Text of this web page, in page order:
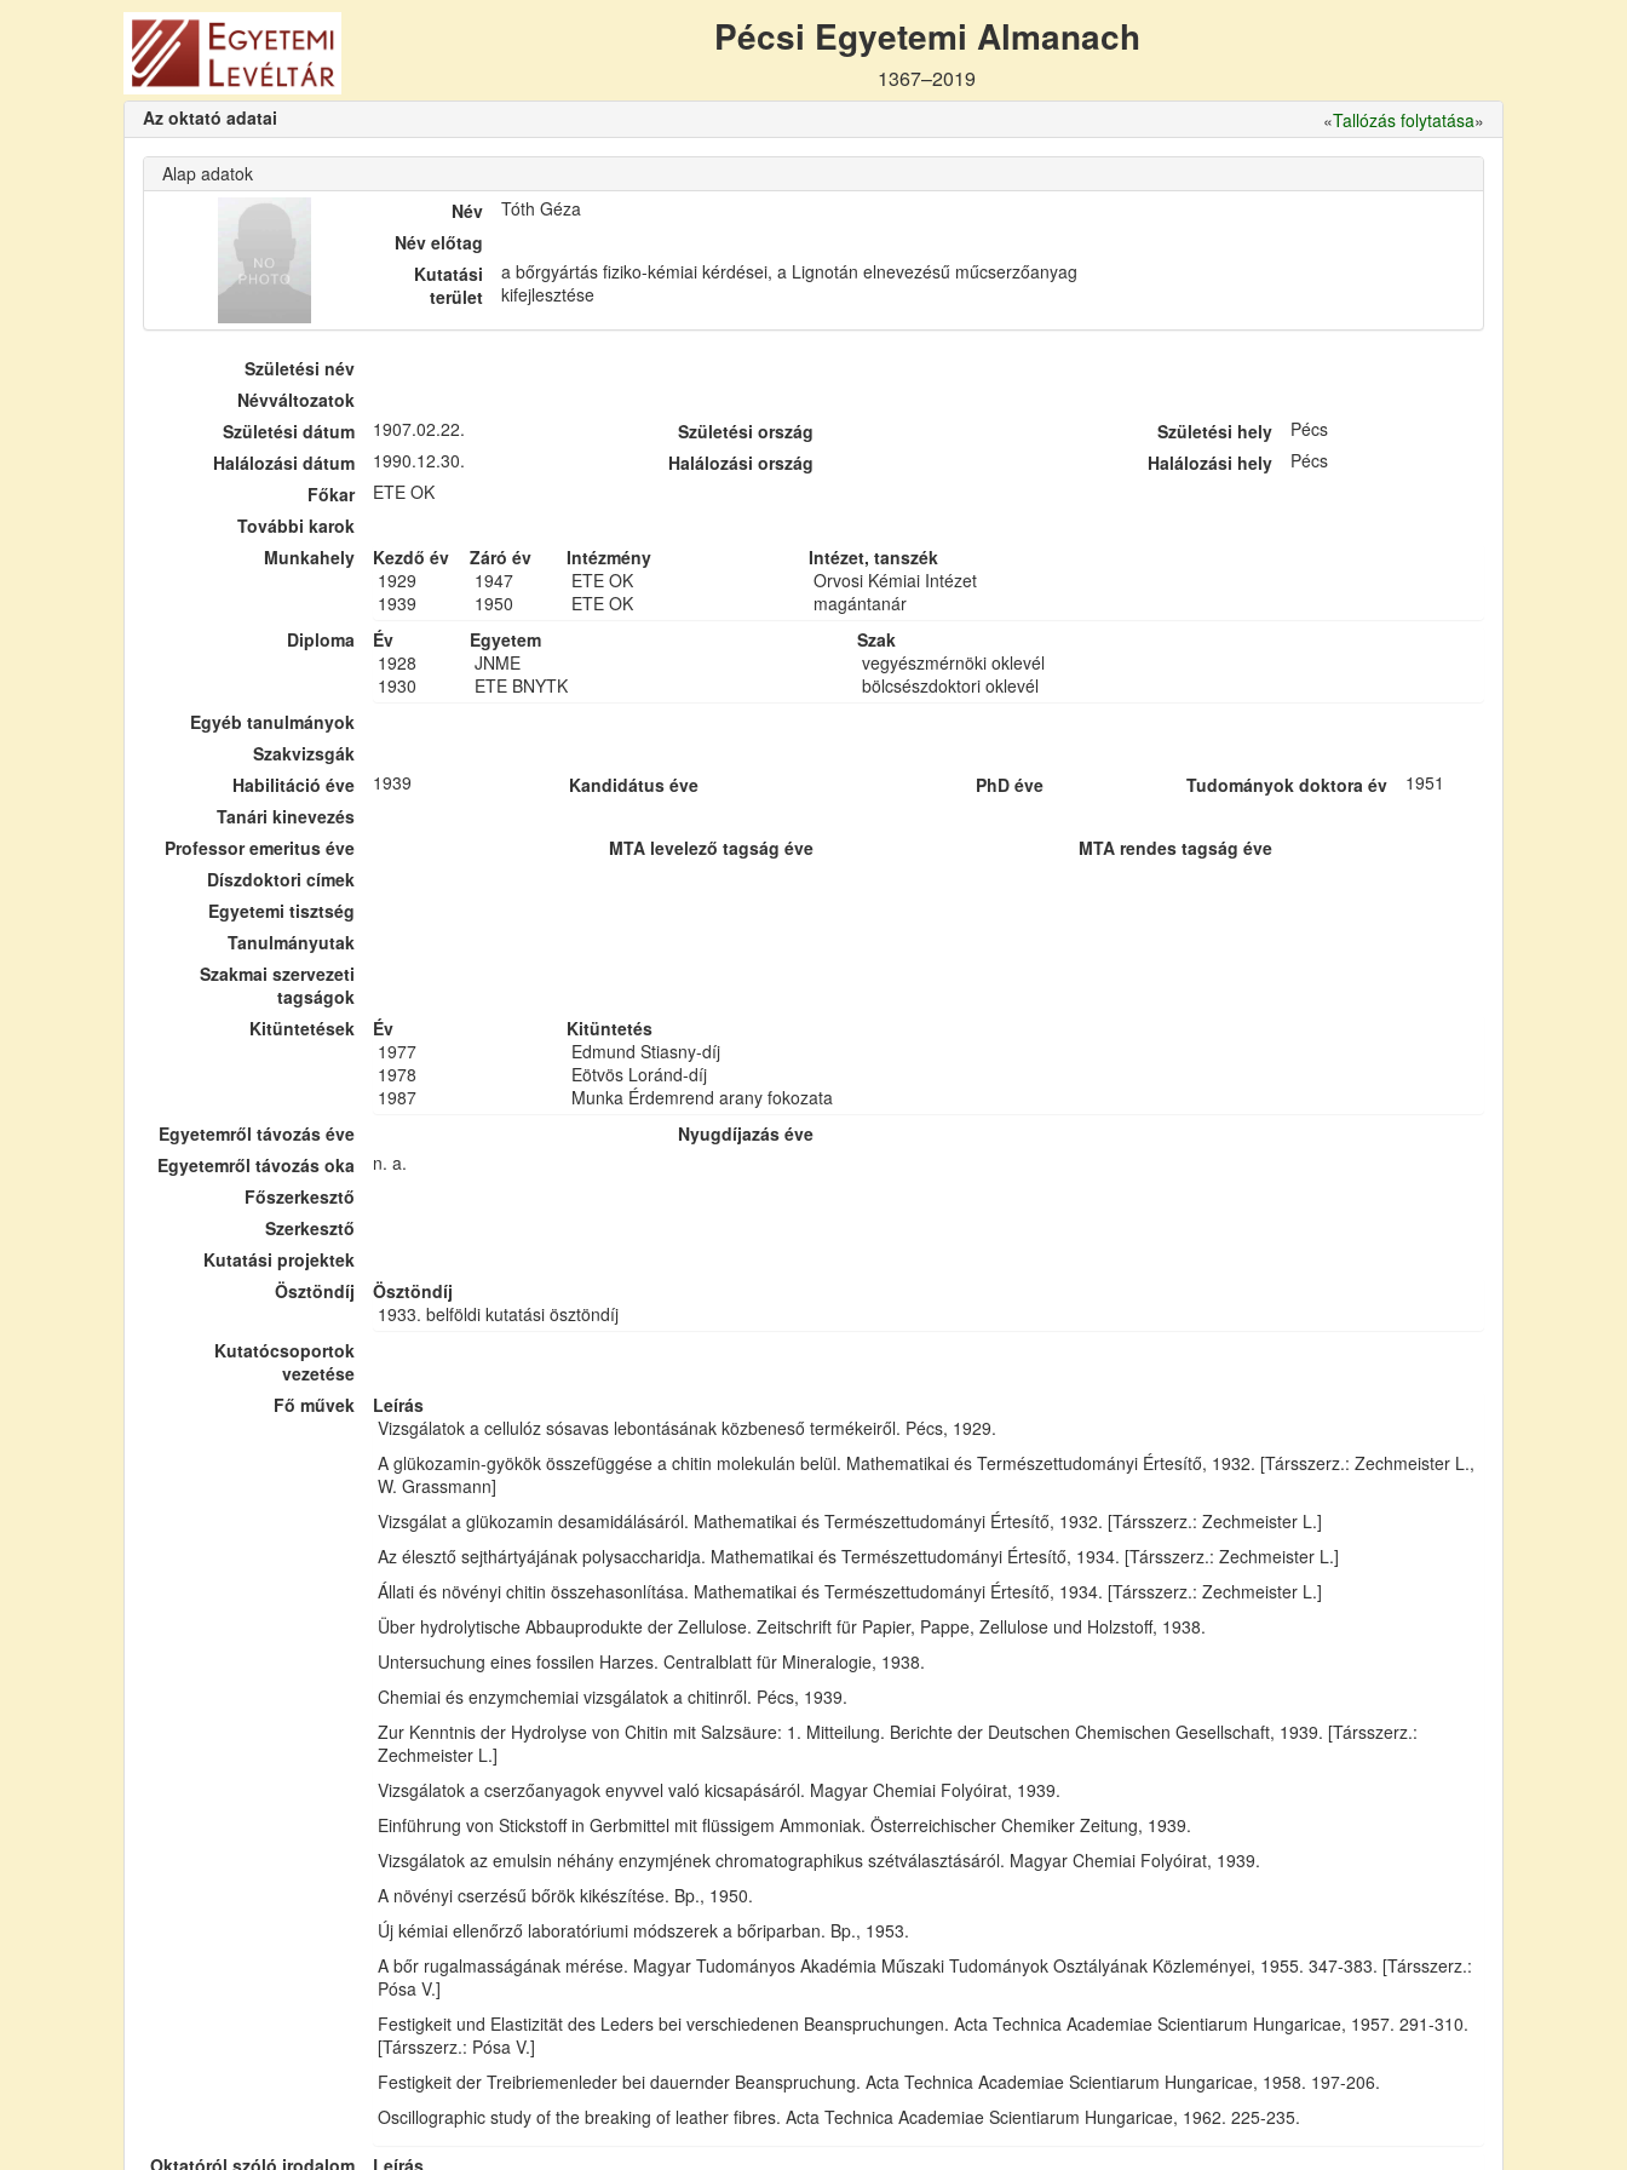
Pécsi Egyetemi Almanach
1367–2019
Az oktató adatai «Tallózás folytatása»
Alap adatok
Név
Tóth Géza
Név előtag
Kutatási
terület
a bőrgyártás fiziko-kémiai kérdései, a Lignotán elnevezésű műcserzőanyag
kifejlesztése
Születési név
Névváltozatok
Születési dátum
1907.02.22. Születési ország Születési hely
Pécs
Halálozási dátum
1990.12.30. Halálozási ország Halálozási hely
Pécs
Főkar
ETE OK
További karok
Munkahely
Kezdő év Záró év Intézmény
Intézet, tanszék
1929
1947 ETE OK
Orvosi Kémiai Intézet
1939
1950 ETE OK
magántanár
Diploma
Év Egyetem
Szak
1928
JNME
vegyészmérnöki oklevél
1930
ETE BNYTK
bölcsészdoktori oklevél
Egyéb tanulmányok
Szakvizsgák
Habilitáció éve
1939 Kandidátus éve PhD éve Tudományok doktora év
1951
Tanári kinevezés
Professor emeritus éve
MTA levelező tagság éve
MTA rendes tagság éve
Díszdoktori címek
Egyetemi tisztség
Tanulmányutak
Szakmai szervezeti
tagságok
Kitüntetések
Év
Kitüntetés
1977
Edmund Stiasny-díj
1978
Eötvös Loránd-díj
1987
Munka Érdemrend arany fokozata
Egyetemről távozás éve
Nyugdíjazás éve
Egyetemről távozás oka
n. a.
Főszerkesztő
Szerkesztő
Kutatási projektek
Ösztöndíj
Ösztöndíj
1933. belföldi kutatási ösztöndíj
Kutatócsoportok
vezetése
Fő művek
Leírás
Vizsgálatok a cellulóz sósavas lebontásának közbeneső termékeiről. Pécs, 1929.
A glükozamin-gyökök összefüggése a chitin molekulán belül. Mathematikai és Természettudományi Értesítő, 1932. [Társszerz.: Zechmeister L.,
W. Grassmann]
Vizsgálat a glükozamin desamidálásáról. Mathematikai és Természettudományi Értesítő, 1932. [Társszerz.: Zechmeister L.]
Az élesztő sejthártyájának polysaccharidja. Mathematikai és Természettudományi Értesítő, 1934. [Társszerz.: Zechmeister L.]
Állati és növényi chitin összehasonlítása. Mathematikai és Természettudományi Értesítő, 1934. [Társszerz.: Zechmeister L.]
Über hydrolytische Abbauprodukte der Zellulose. Zeitschrift für Papier, Pappe, Zellulose und Holzstoff, 1938.
Untersuchung eines fossilen Harzes. Centralblatt für Mineralogie, 1938.
Chemiai és enzymchemiai vizsgálatok a chitinről. Pécs, 1939.
Zur Kenntnis der Hydrolyse von Chitin mit Salzsäure: 1. Mitteilung. Berichte der Deutschen Chemischen Gesellschaft, 1939. [Társszerz.:
Zechmeister L.]
Vizsgálatok a cserzőanyagok enyvvel való kicsapásáról. Magyar Chemiai Folyóirat, 1939.
Einführung von Stickstoff in Gerbmittel mit flüssigem Ammoniak. Österreichischer Chemiker Zeitung, 1939.
Vizsgálatok az emulsin néhány enzymjének chromatographikus szétválasztásáról. Magyar Chemiai Folyóirat, 1939.
A növényi cserzésű bőrök kikészítése. Bp., 1950.
Új kémiai ellenőrző laboratóriumi módszerek a bőriparban. Bp., 1953.
A bőr rugalmasságának mérése. Magyar Tudományos Akadémia Műszaki Tudományok Osztályának Közleményei, 1955. 347-383. [Társszerz.:
Pósa V.]
Festigkeit und Elastizität des Leders bei verschiedenen Beanspruchungen. Acta Technica Academiae Scientiarum Hungaricae, 1957. 291-310.
[Társszerz.: Pósa V.]
Festigkeit der Treibriemenleder bei dauernder Beanspruchung. Acta Technica Academiae Scientiarum Hungaricae, 1958. 197-206.
Oscillographic study of the breaking of leather fibres. Acta Technica Academiae Scientiarum Hungaricae, 1962. 225-235.